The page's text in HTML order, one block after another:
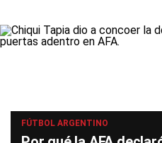
FÚTBOL ARGENTINO